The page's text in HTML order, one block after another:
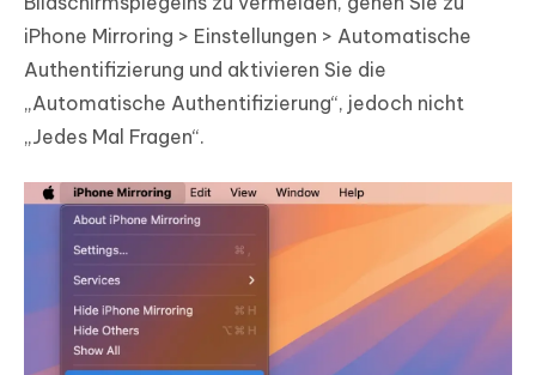
iPhone Mirroring > Einstellungen > Automatische
Authentifizierung und aktivieren Sie die
„Automatische Authentifizierung“, jedoch nicht
„Jedes Mal Fragen“.